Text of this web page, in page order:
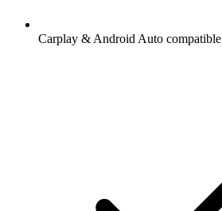
Carplay & Android Auto compatible